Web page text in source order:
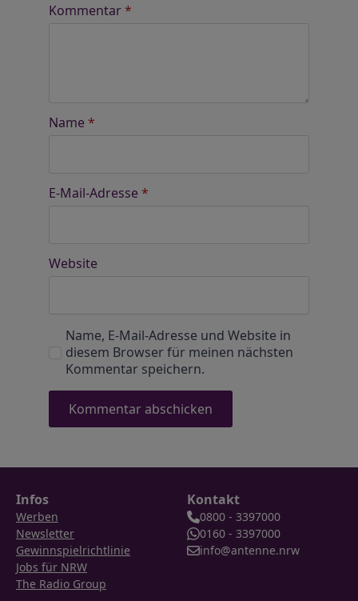
Kommentar*
Name *
E-Mail-Adresse *
Website
Name, E-Mail-Adresse und Website in
diesem Browser für meinen nächsten
Kommentar speichern.
Infos
Werben
Newsletter
Gewinnspielrichtlinie
Jobs für NRW
The Radio Group
Kontakt
0800 - 3397000
0160 - 3397000
info@antenne.nrw